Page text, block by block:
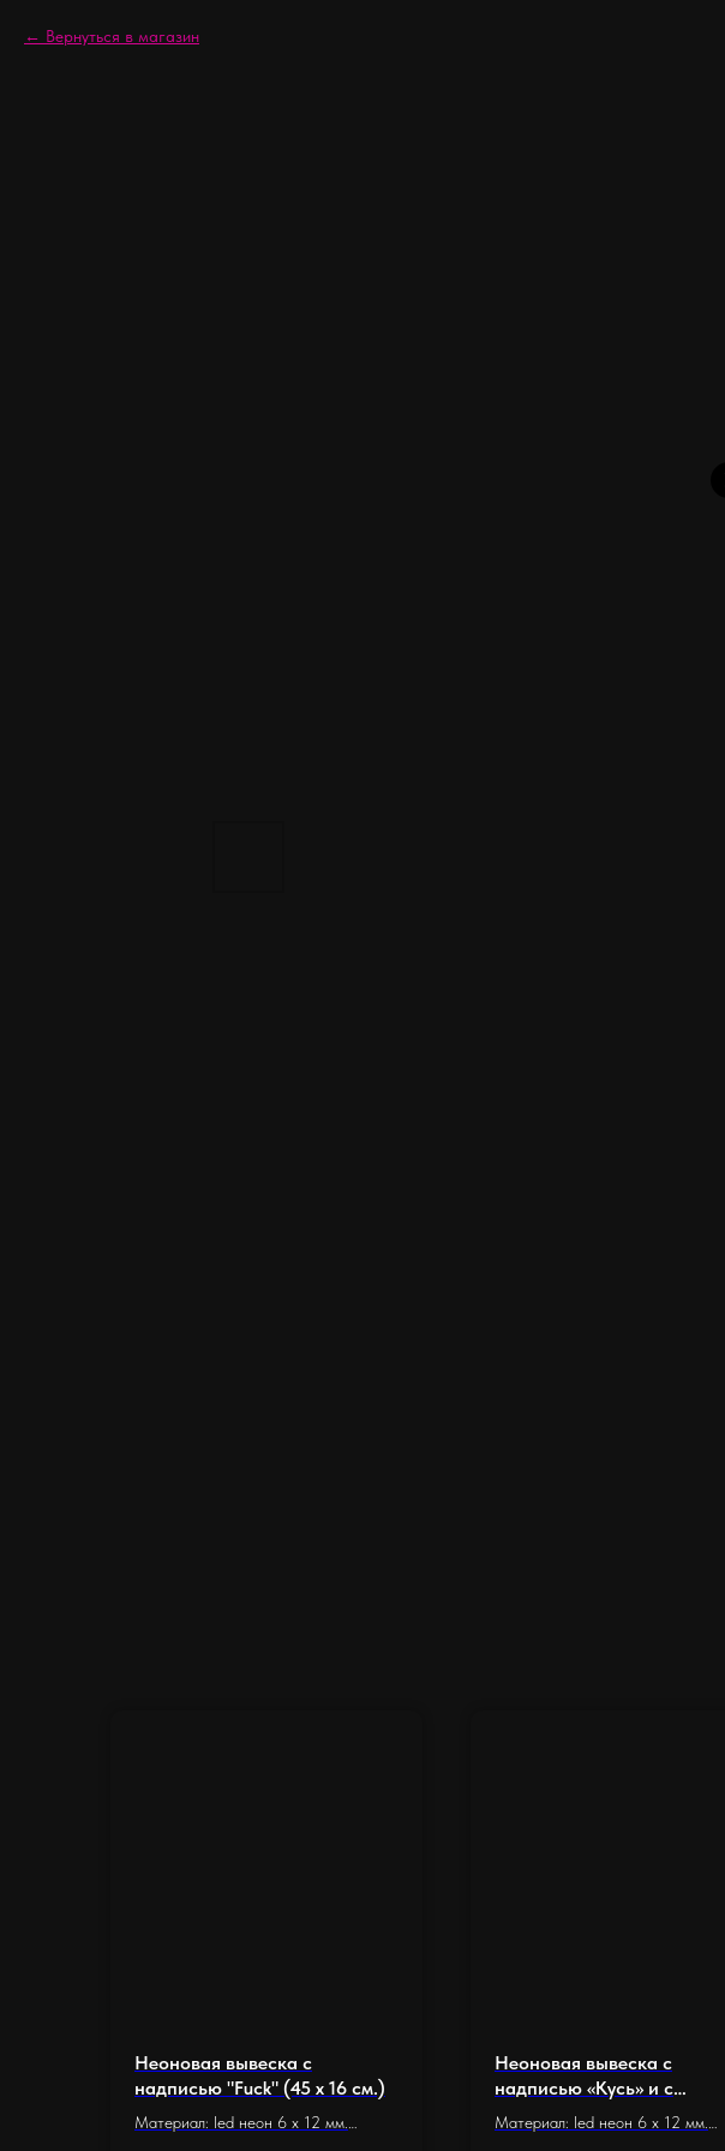
Вернуться в магазин
Неоновая вывеска с
надписью "Fuck" (45 х 16 см.)
Материал: led неон 6 x 12 мм.
Неоновая вывеска с
надписью «Кусь» и с
крадущимся котом (30 х 26
см.)
Материал: led неон 6 x 12 мм.